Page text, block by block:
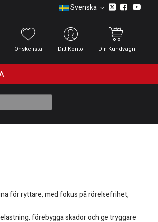
Svenska
Önskelista Ditt Konto Din Kundvagn
för ryttare, med fokus på rörelsefrihet,
förebygga skador och ge tryggare